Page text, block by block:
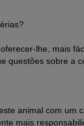
lhe, mais
questões sobre a
animal com um
mais